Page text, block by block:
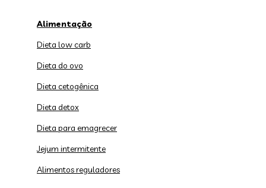
Alimentação
Dieta low carb
Dieta do ovo
Dieta cetogênica
Dieta detox
Dieta para emagrecer
Jejum intermitente
Alimentos reguladores